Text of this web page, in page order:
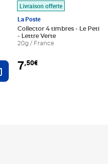
Ajouter au panier
Livraison offerte
La Poste
Collector 4 timbres - Le Petit
- Lettre Verte
20g / France
7,50€